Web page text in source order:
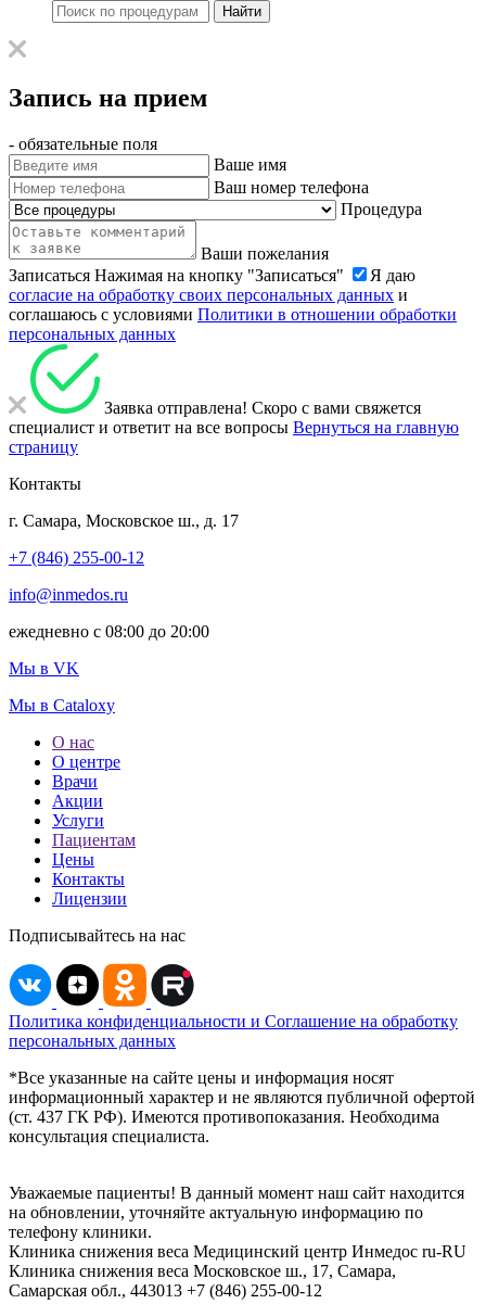
Запись на прием
- обязательные поля
Ваше имя
Ваш номер телефона
Процедура
Ваши пожелания
Записаться Нажимая на кнопку "Записаться"
Я даю
согласие на обработку своих персональных данных и
соглашаюсь с условиями Политики в отношении обработки
персональных данных
Заявка отправлена! Скоро с вами свяжется
специалист и ответит на все вопросы Вернуться на главную
страницу
Контакты
г. Самара, Московское ш., д. 17
+7 (846) 255-00-12
info@inmedos.ru
ежедневно с 08:00 до 20:00
Мы в VK
Мы в Cataloxy
О нас
О центре
Врачи
Акции
Услуги
Пациентам
Цены
Контакты
Лицензии
Подписывайтесь на нас
Политика конфиденциальности и Соглашение на обработку
персональных данных
*Все указанные на сайте цены и информация носят
информационный характер и не являются публичной офертой
(ст. 437 ГК РФ). Имеются противопоказания. Необходима
консультация специалиста.
Уважаемые пациенты! В данный момент наш сайт находится
на обновлении, уточняйте актуальную информацию по
телефону клиники.
Клиника снижения веса Медицинский центр Инмедос ru-RU
Клиника снижения веса Московское ш., 17, Самара,
Самарская обл., 443013 +7 (846) 255-00-12